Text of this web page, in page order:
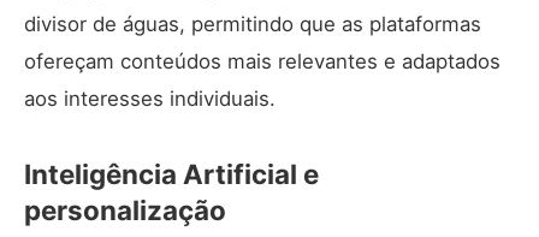
divisor de águas, permitindo que as plataformas
ofereçam conteúdos mais relevantes e adaptados
aos interesses individuais.
Inteligência Artificial e
personalização